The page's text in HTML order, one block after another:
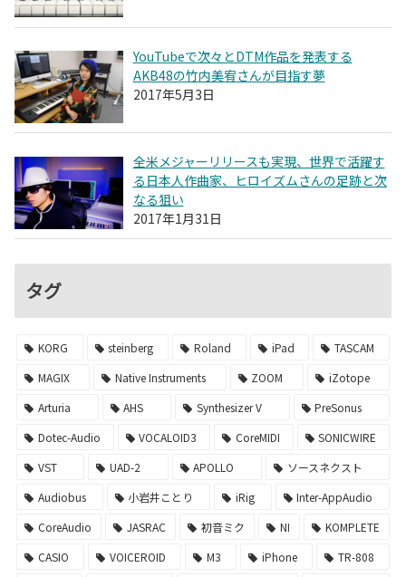
YouTubeで次々とDTM作品を発表する
AKB48の竹内美宥さんが目指す夢
2017年5月3日
全米メジャーリリースも実現、世界で活躍す
る日本人作曲家、ヒロイズムさんの足跡と次
なる狙い
2017年1月31日
タグ
KORG steinberg Roland iPad
TASCAM
MAGIX
Native Instruments ZOOM
iZotope
Arturia
AHS Synthesizer V
PreSonus
Dotec-Audio
VOCALOID3 CoreMIDI
SONICWIRE
VST
UAD-2 APOLLO
ソースネクスト
Audiobus
小岩井ことり iRig
Inter-AppAudio
CoreAudio
JASRAC 初音ミク NI
KOMPLETE
CASIO
VOICEROID M3 iPhone
TR-808